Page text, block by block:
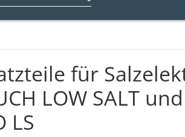
für
LOW SALT
LS